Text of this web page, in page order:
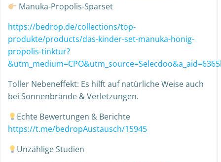
Manuka-Propolis-Sparset
https://bedrop.de/collections/top-
produkte/products/das-kinder-set-manuka-honig-
propolis-tinktur?
Toller Nebeneffekt: Es hilft auf natürliche Weise auch
bei Sonnenbrände & Verletzungen.
Echte Bewertungen & Berichte
https://t.me/bedropAustausch/15945
Unzählige Studien